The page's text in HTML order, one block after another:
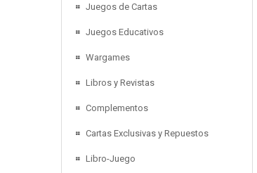
Juegos de Cartas
Juegos Educativos
Wargames
Libros y Revistas
Complementos
Cartas Exclusivas y Repuestos
Libro-Juego